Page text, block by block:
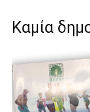
Καμία